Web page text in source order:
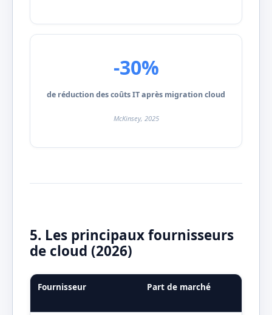
-30%
de réduction des coûts IT après migration cloud
McKinsey, 2025
5. Les principaux fournisseurs
de cloud (2026)
Fournisseur Part de marché